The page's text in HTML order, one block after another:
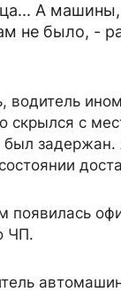
А
не было, -
водитель
скрылся с
был
появилась
ЧП.